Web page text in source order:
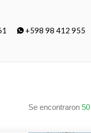
+598 98 412 955
Se encontraron 50